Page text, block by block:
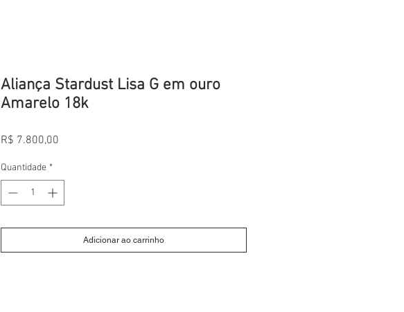
Aliança Stardust Lisa G em ouro
Amarelo 18k
R$ 7.800,00
Quantidade *
Adicionar ao carrinho